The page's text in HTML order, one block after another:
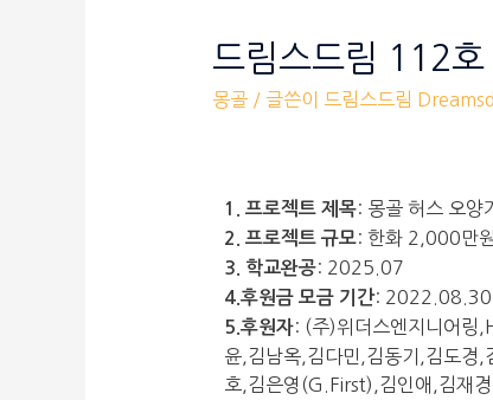
드림스드림 112호
몽골/ 글쓴이 드림스드림
1. 프로젝트 제목: 몽골 허스 오양
2. 프로젝트 규모: 한화 2,000만원
3. 학교완공: 2025.07
4.후원금 모금 기간:
5.후원자: (주)위더스엔지니어링
윤,김남옥,김다민,김동기,김도경
호,김은영(G.First),김인애,김재